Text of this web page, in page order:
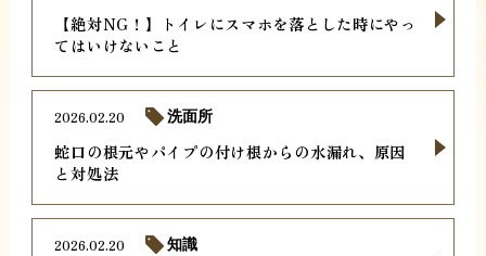
【絶対NG！】トイレにスマホを落とした時にやっ
てはいけないこと
蛇口の根元やパイプの付け根からの水漏れ、原因
と対処法
2026.02.20 洗面所
2026.02.20 知識